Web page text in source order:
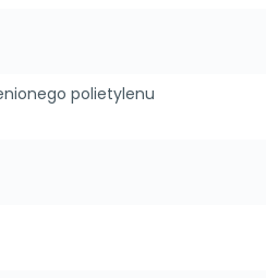
polietylenu